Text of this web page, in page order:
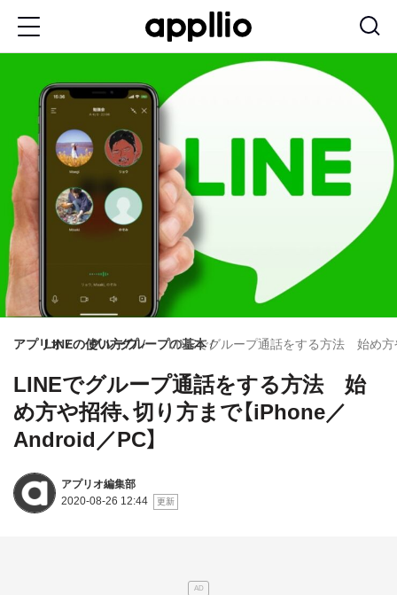
ン
ツ
に
移
動
アプリオLINEの使い方
グループグループの基本LINEでグループ通話をする方法 始め方
LINEでグループ通話をする方法 始
め方や招待、切り方まで【iPhone／
Android／PC】
アプリオ編集部
2020-08-26 12:44